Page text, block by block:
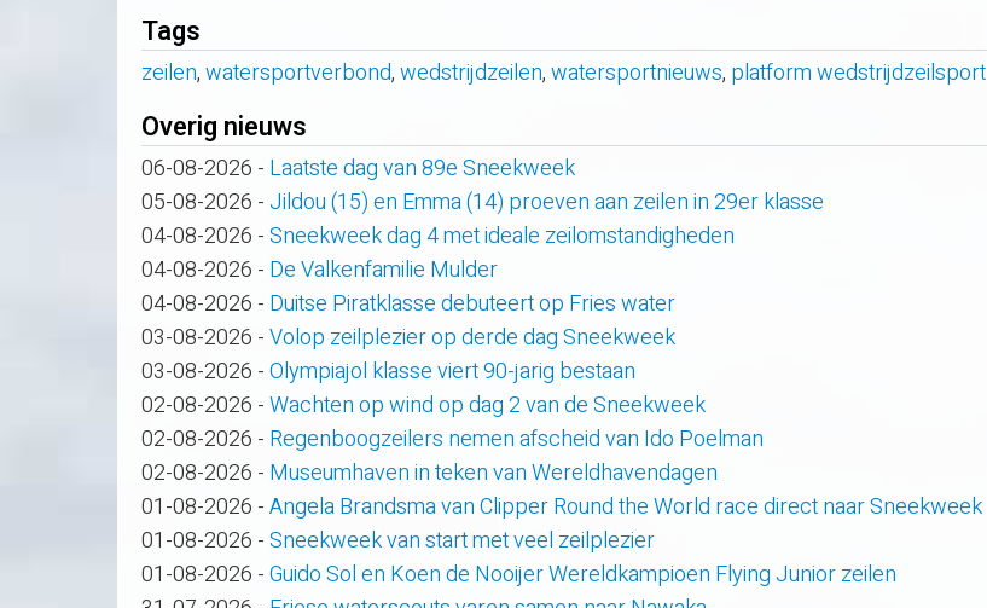
Tags
zeilen,watersportverbond,wedstrijdzeilen,watersportnieuws, platform wedstrijdzeilsport
Overig nieuws
06-08-2026 - Laatste dag van 89e Sneekweek
05-08-2026 -Jildou (15) en Emma (14) proeven aan zeilen in 29er klasse
04-08-2026 -Sneekweek dag 4 met ideale zeilomstandigheden
04-08-2026 - De Valkenfamilie Mulder
04-08-2026 - Duitse Piratklasse debuteert op Fries water
03-08-2026 -Volop zeilplezier op derde dag Sneekweek
03-08-2026 -Olympiajol klasse viert 90-jarig bestaan
02-08-2026 -Wachten op wind op dag 2 van de Sneekweek
02-08-2026 - Regenboogzeilers nemen afscheid van Ido Poelman
02-08-2026 - Museumhaven in teken van Wereldhavendagen
01-08-2026 -Angela Brandsma van Clipper Round the World race direct naar Sneekweek
01-08-2026 -Sneekweek van start met veel zeilplezier
01-08-2026 -Guido Sol en Koen de Nooijer Wereldkampioen Flying Junior zeilen